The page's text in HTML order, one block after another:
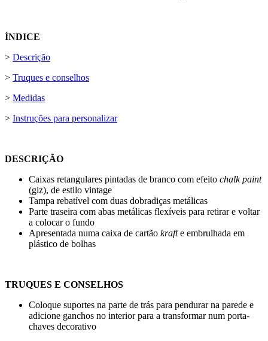
ÍNDICE
> Descrição
> Truques e conselhos
> Medidas
> Instruções para personalizar
DESCRIÇÃO
Caixas retangulares pintadas de branco com efeito chalk paint
(giz), de estilo vintage
Tampa rebatível com duas dobradiças metálicas
Parte traseira com abas metálicas flexíveis para retirar e voltar
a colocar o fundo
Apresentada numa caixa de cartão krafte embrulhada em
plástico de bolhas
TRUQUES E CONSELHOS
Coloque suportes na parte de trás para pendurar na parede e
adicione ganchos no interior para a transformar num porta-
chaves decorativo